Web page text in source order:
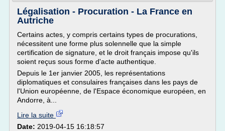
Légalisation - Procuration - La France en
Autriche
Certains actes, y compris certains types de procurations,
nécessitent une forme plus solennelle que la simple
certification de signature, et le droit français impose qu'ils
soient reçus sous forme d'acte authentique.
Depuis le 1er janvier 2005, les représentations
diplomatiques et consulaires françaises dans les pays de
l'Union européenne, de l'Espace économique européen, en
Andorre, à...
Lire la suite
Date: 2019-04-15 16:18:57